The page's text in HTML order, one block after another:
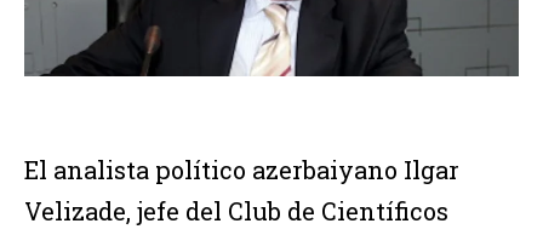
El analista político azerbaiyano Ilgar
Velizade, jefe del Club de Científicos